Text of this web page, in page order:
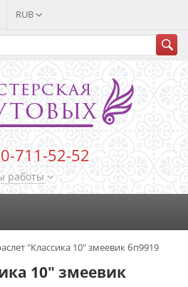
RUB
711-52-52
работы
"Классика 10" змеевик бп9919
10" змеевик